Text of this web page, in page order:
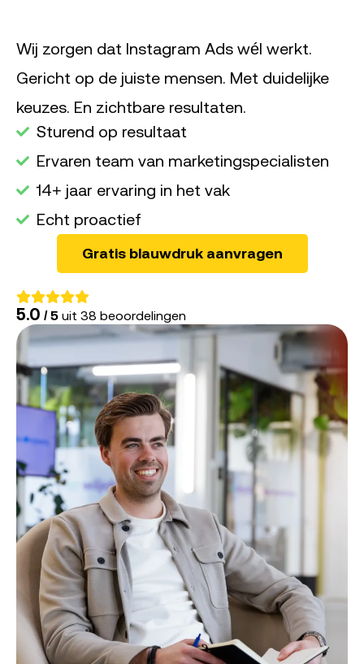
Wij zorgen dat Instagram Ads wél werkt.
Gericht op de juiste mensen. Met duidelijke
keuzes. En zichtbare resultaten.
Sturend op resultaat
Ervaren team van marketingspecialisten
14+ jaar ervaring in het vak
Echt proactief
Gratis blauwdruk aanvragen
5.0 / 5 uit 38 beoordelingen